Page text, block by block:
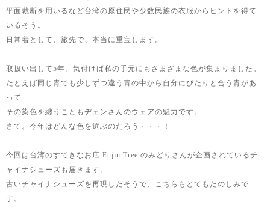
平面裁断を用いるなど台湾の原住民や少数民族の衣服からヒントを得て
いるそう。
日常着として、旅先で、本当に重宝します。
取扱い出して5年。気付けば私の手元にもさまざまな色が集まりました。
たとえば同じ青でも少しずつ違う青の中から自分にぴたりと合う青があ
って
その染色を纏うこともヂェンさんのウェアの魅力です。
さて。今年はどんな色を選ぶのだろう・・・！
今回は台湾のすてきなお店 Fujin Tree のみどりさんが企画されているチ
ャイナシューズも届きます。
古いチャイナシューズを再現したそうで、こちらもとてもたのしみで
す。